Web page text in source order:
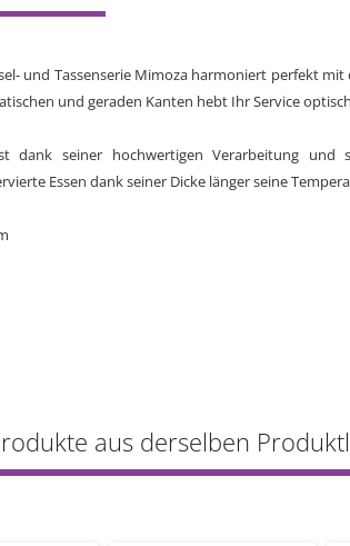
und Tassenserie Mimoza harmoniert perfekt
und geraden Kanten hebt Ihr Service
dank seiner hochwertigen Verarbeitung und
Essen dank seiner Dicke länger seine
aus derselben